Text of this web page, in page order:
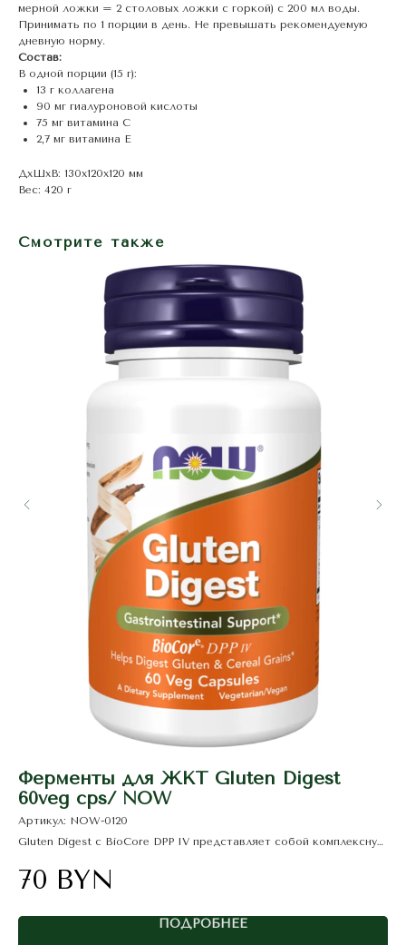
мерной ложки = 2 столовых ложки с горкой) с 200 мл воды.
Принимать по 1 порции в день. Не превышать рекомендуемую
дневную норму.
Состав:
В одной порции (15 г):
13 г коллагена
90 мг гиалуроновой кислоты
75 мг витамина С
2,7 мг витамина Е
ДxШxВ: 130x120x120 мм
Вес: 420 г
Смотрите также
Ферменты для ЖКТ Gluten Digest
60veg cps/ NOW
Артикул: NOW-0120
Gluten Digest с BioCore DPP IV представляет собой комплексную
70 BYN
ПОДРОБНЕЕ